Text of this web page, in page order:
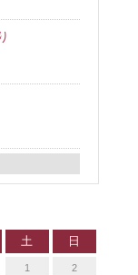
土 日
1 2